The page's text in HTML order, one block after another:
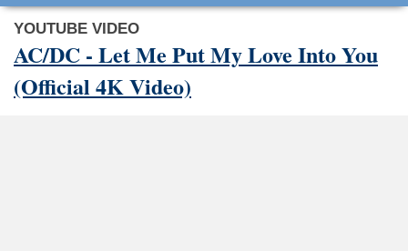
YOUTUBE VIDEO
AC/DC - Let Me Put My Love Into You
(Official 4K Video)